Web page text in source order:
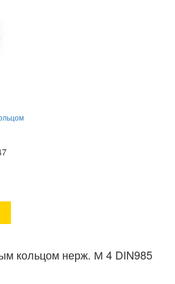
кольцом нерж. М 4 DIN985